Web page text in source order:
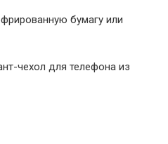
бумагу или
чехол для телефона из